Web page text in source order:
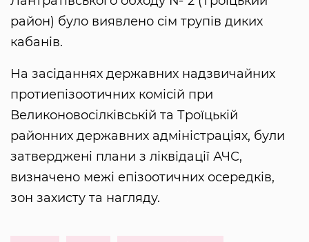
район) було виявлено сім трупів диких
кабанів.
На засіданнях державних надзвичайних
протиепізоотичних комісій при
Великоновосілківській та Троїцькій
районних державних адміністраціях, були
затверджені плани з ліквідації АЧС,
визначено межі епізоотичних осередків,
зон захисту та нагляду.